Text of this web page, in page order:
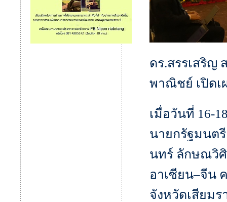
ดร.สรรเสริญ
พาณิชย์ เปิดเ
เมื่อวันที่ 16-
นายกรัฐมนต
นทร์ ลักษณวิศิ
อาเซียน–จีน
จังหวัดเสียม